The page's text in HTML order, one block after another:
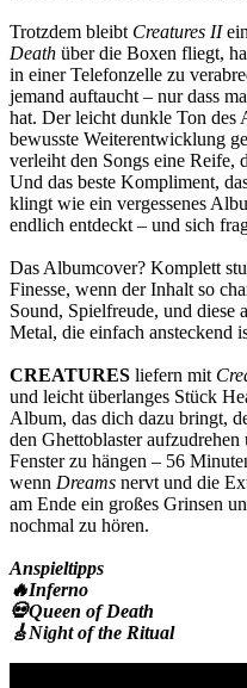
Trotzdem bleibt Creatures II
Death über die Boxen fliegt,
in einer Telefonzelle zu
jemand auftaucht – nur dass
hat. Der leicht dunkle Ton des
bewusste Weiterentwicklung
verleiht den Songs eine Reife,
Und das beste Kompliment,
klingt wie ein vergessenes
endlich entdeckt – und sich
Das Albumcover? Komplett
Finesse, wenn der Inhalt so
Sound, Spielfreude, und diese
Metal, die einfach ansteckend
CREATURES liefern mit
und leicht überlanges Stück
Album, das dich dazu bringt,
den Ghettoblaster
Fenster zu hängen – 56
wenn Dreams nervt und die
am Ende ein großes Grinsen
nochmal zu hören.
Anspieltipps
🔥Inferno
💀Queen of Death
🎸Night of the Ritual